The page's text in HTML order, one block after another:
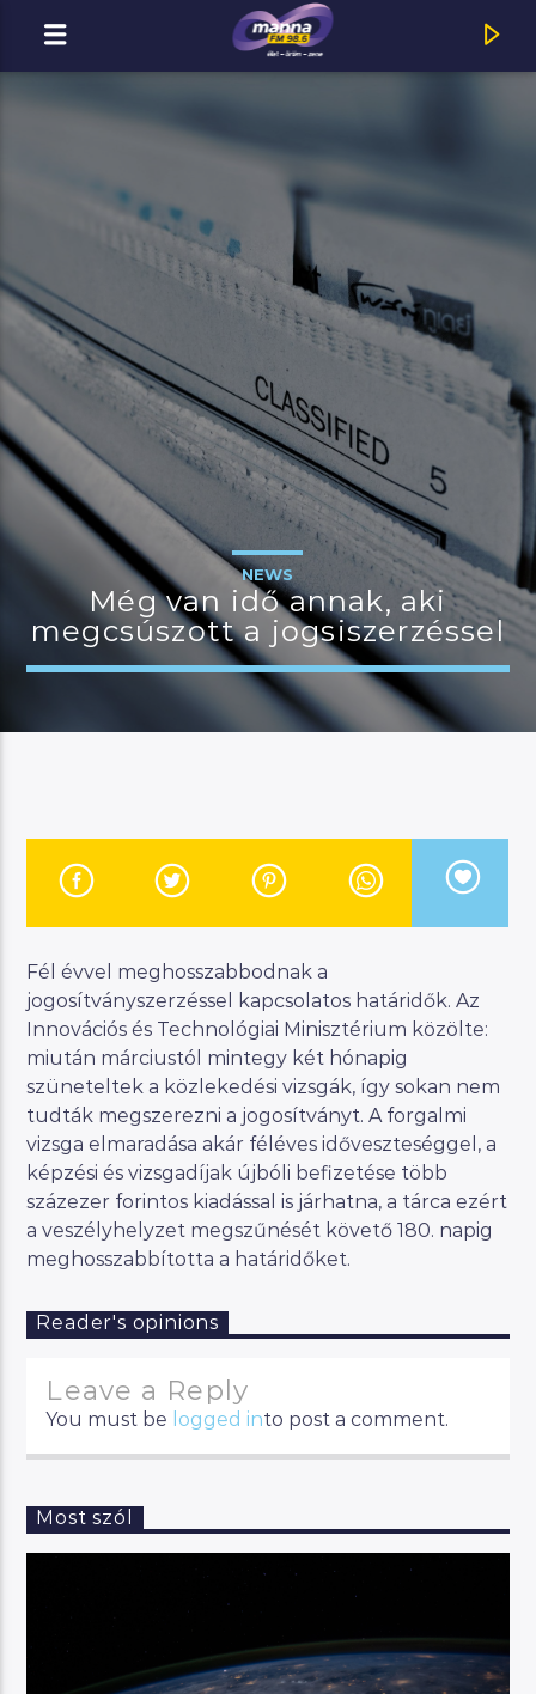
MOST ADÁSBAN
MannaFM
Heatlie : Ez Az, Ami Jó
JELENLEGI MŰSOR
MANNA WORLD
Manna FM
NEWS
Még van idő annak, aki
megcsúszott a jogsiszerzéssel
Fél évvel meghosszabbodnak a
jogosítványszerzéssel kapcsolatos határidők. Az
Innovációs és Technológiai Minisztérium közölte:
miután márciustól mintegy két hónapig
szüneteltek a közlekedési vizsgák, így sokan nem
tudták megszerezni a jogosítványt. A forgalmi
vizsga elmaradása akár féléves időveszteséggel, a
képzési és vizsgadíjak újbóli befizetése több
százezer forintos kiadással is járhatna, a tárca ezért
a veszélyhelyzet megszűnését követő 180. napig
meghosszabbította a határidőket.
Reader's opinions
Leave a Reply
You must be logged into post a comment.
Most szól